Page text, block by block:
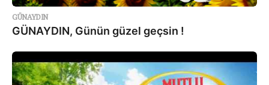
GÜNAYDIN
GÜNAYDIN, Günün güzel geçsin !